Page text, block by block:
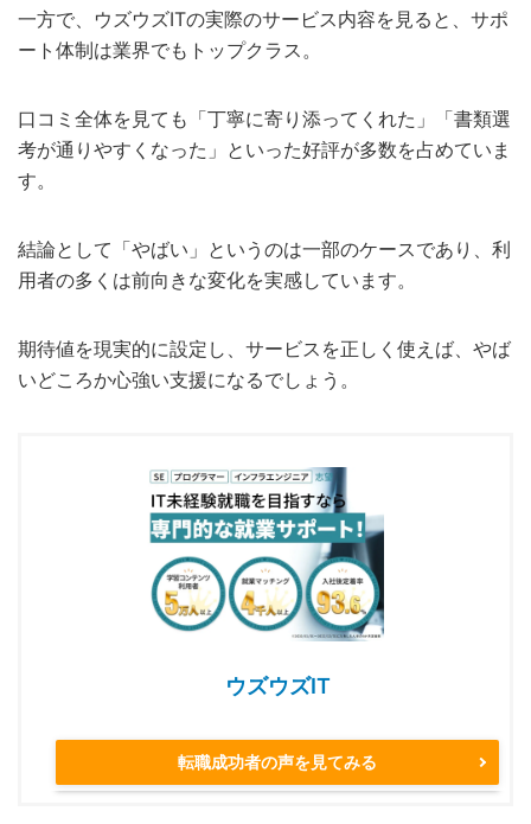
一方で、ウズウズITの実際のサービス内容を見ると、サポ
ート体制は業界でもトップクラス。
口コミ全体を見ても「丁寧に寄り添ってくれた」「書類選
考が通りやすくなった」といった好評が多数を占めていま
す。
結論として「やばい」というのは一部のケースであり、利
用者の多くは前向きな変化を実感しています。
期待値を現実的に設定し、サービスを正しく使えば、やば
いどころか心強い支援になるでしょう。
ウズウズIT
転職成功者の声を見てみる